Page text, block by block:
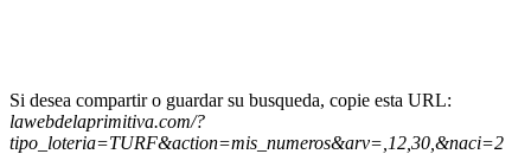
Si desea compartir o guardar su busqueda, copie esta URL:
lawebdelaprimitiva.com/?
tipo_loteria=TURF&action=mis_numeros&arv=,12,30,&naci=2